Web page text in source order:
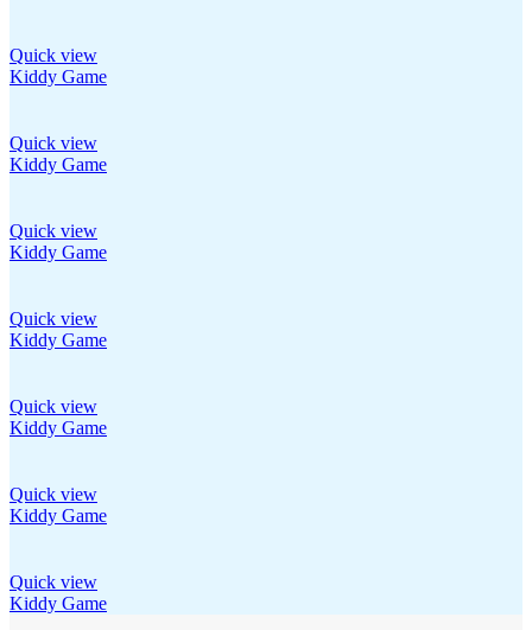
Quick view
Kiddy Game
Quick view
Kiddy Game
Quick view
Kiddy Game
Quick view
Kiddy Game
Quick view
Kiddy Game
Quick view
Kiddy Game
Quick view
Kiddy Game